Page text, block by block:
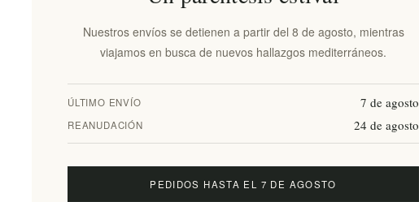
Nuestros envíos se detienen a partir del 8 de agosto, mientras
viajamos en busca de nuevos hallazgos mediterráneos.
ÚLTIMO ENVÍO 7 de agosto
REANUDACIÓN 24 de agosto
PEDIDOS HASTA EL 7 DE AGOSTO